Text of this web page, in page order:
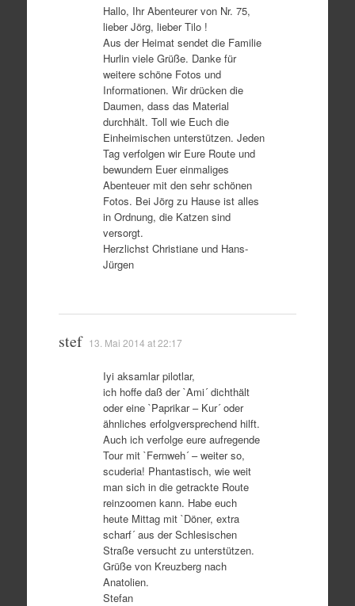
Hallo, Ihr Abenteurer von Nr. 75,
lieber Jörg, lieber Tilo !
Aus der Heimat sendet die Familie
Hurlin viele Grüße. Danke für
weitere schöne Fotos und
Informationen. Wir drücken die
Daumen, dass das Material
durchhält. Toll wie Euch die
Einheimischen unterstützen. Jeden
Tag verfolgen wir Eure Route und
bewundern Euer einmaliges
Abenteuer mit den sehr schönen
Fotos. Bei Jörg zu Hause ist alles
in Ordnung, die Katzen sind
versorgt.
Herzlichst Christiane und Hans-
Jürgen
stef 13. Mai 2014 at 22:17
Iyi aksamlar pilotlar,
ich hoffe daß der `Ami´ dichthält
oder eine `Paprikar – Kur´ oder
ähnliches erfolgversprechend hilft.
Auch ich verfolge eure aufregende
Tour mit `Fernweh´ – weiter so,
scuderia! Phantastisch, wie weit
man sich in die getrackte Route
reinzoomen kann. Habe euch
heute Mittag mit `Döner, extra
scharf´ aus der Schlesischen
Straße versucht zu unterstützen.
Grüße von Kreuzberg nach
Anatolien.
Stefan